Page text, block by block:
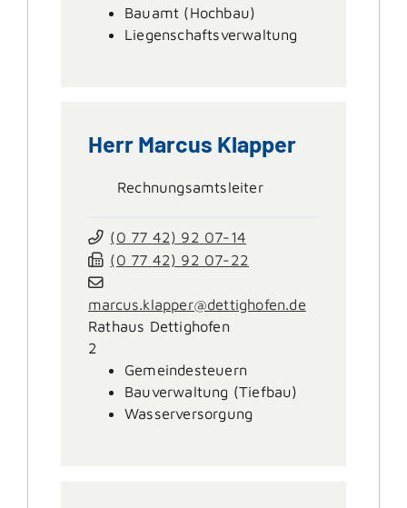
Bauamt (Hochbau)
Liegenschaftsverwaltung
Herr Marcus Klapper
Rechnungsamtsleiter
(0 77 42) 92 07-14
(0 77 42) 92 07-22
marcus.klapper@dettighofen.de
Rathaus Dettighofen
2
Gemeindesteuern
Bauverwaltung (Tiefbau)
Wasserversorgung